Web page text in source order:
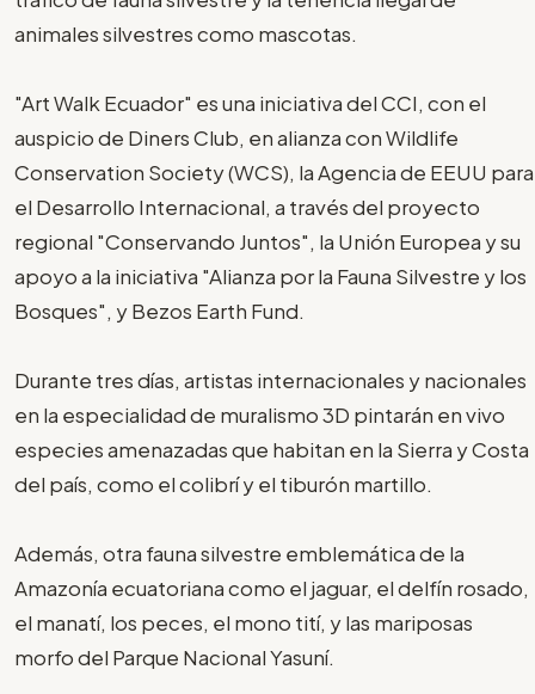
animales silvestres como mascotas.
"Art Walk Ecuador" es una iniciativa del CCI, con el
auspicio de Diners Club, en alianza con Wildlife
Conservation Society (WCS), la Agencia de EEUU para
el Desarrollo Internacional, a través del proyecto
regional "Conservando Juntos", la Unión Europea y su
apoyo a la iniciativa "Alianza por la Fauna Silvestre y los
Bosques", y Bezos Earth Fund.
Durante tres días, artistas internacionales y nacionales
en la especialidad de muralismo 3D pintarán en vivo
especies amenazadas que habitan en la Sierra y Costa
del país, como el colibrí y el tiburón martillo.
Además, otra fauna silvestre emblemática de la
Amazonía ecuatoriana como el jaguar, el delfín rosado,
el manatí, los peces, el mono tití, y las mariposas
morfo del Parque Nacional Yasuní.